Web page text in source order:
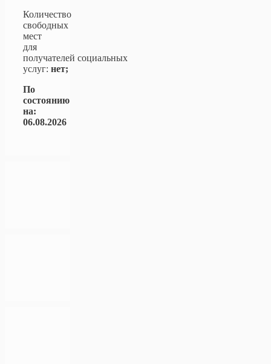
Количество
свободных
мест
для
получателей социальных
услуг: нет;
По
состоянию
на:
06.08.2026